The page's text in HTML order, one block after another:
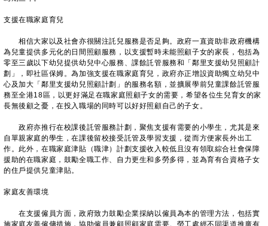
支援在職家庭育兒
相信大家以及社會亦很關注託兒服務是否足夠。政府一直資助非政府機構
為兒童提供多元化的日間照顧服務，以支援暫時未能照顧子女的家長，包括為
零至三歲以下幼兒提供幼兒中心服務、課餘託管服務和「鄰里支援幼兒照顧計
劃」，即社區保姆。為加強支援在職家庭育兒，政府亦正增設資助獨立幼兒中
心及加大「鄰里支援幼兒照顧計劃」的服務名額，並擴展學前兒童課餘託管服
務至全港18區，以更好滿足在職家庭照顧子女的需要，希望各位生兒育女的家
長無後顧之憂，在投入職場的同時可以好好照顧自己的子女。
政府亦推行在校課後託管服務計劃，聚焦支援有需要的小學生，尤其是來
自單親家庭的學生，在課後留校接受託管及學習支援，從而方便家長外出工
作。此外，在職家庭津貼（職津）計劃支援收入較低且沒有領取綜合社會保障
援助的在職家庭，鼓勵全職工作、自力更生和多勞多得，並為育有合資格子女
的住戶提供兒童津貼。
家庭友善環境
在支援僱員方面，政府致力鼓勵企業採納以僱員為本的管理方法，包括實
施家庭友善僱傭措施，協助僱員兼顧照顧家庭需要。勞工處經不同渠道推廣有